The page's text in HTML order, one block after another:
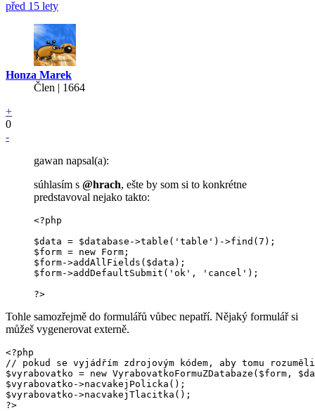
před 15 lety
Honza Marek
Člen | 1664
+
0
-
gawan napsal(a):
súhlasím s @hrach, ešte by som si to konkrétne
predstavoval nejako takto:
<?php
$data = $database->table('table')->find(7);
$form = new Form;
$form->addAllFields($data);
$form->addDefaultSubmit('ok', 'cancel');
?>
Tohle samozřejmě do formulářů vůbec nepatří. Nějaký formulář si
můžeš vygenerovat externě.
<?php
// pokud se vyjádřím zdrojovým kódem, aby tomu
$vyrabovatko = new
$vyrabovatko->nacvakejPolicka();
$vyrabovatko->nacvakejTlacitka();
?>